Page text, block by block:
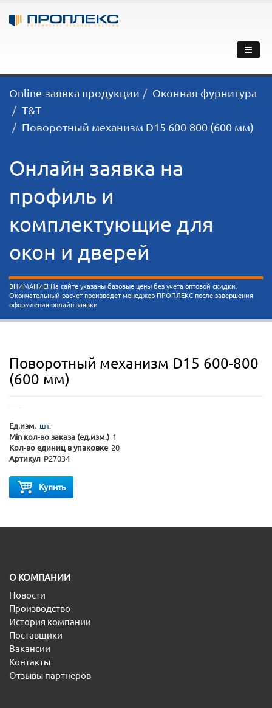
Online-заявка продукции
Оконная фурнитура
T&T
Поворотный механизм D15 600-800 (600 мм)
Онлайн заявка на
профиль и
комплектующие для
окон и дверей
ВНИМАНИЕ! На сайте указаны базовые цены без учета оптовой скидки.
Окончательный расчет произведет менеджер ПРОПЛЕКС после завершения
оформления онлайн-заявки
Поворотный механизм D15 600-800
(600 мм)
Ед.изм. шт.
Min кол-во заказа (ед.изм.) 1
Кол-во единиц в упаковке 20
Артикул P27034
Купить
O КОМПАНИИ
Новости
Производство
История компании
Поставщики
Вакансии
Контакты
Отзывы партнеров